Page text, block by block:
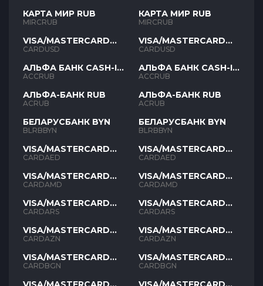
КАРТА МИР RUB
MIRCRUB
VISA/MASTERCARD
USD
CARDUSD
АЛЬФА БАНК CASH-IN
RUB
ACCRUB
АЛЬФА-БАНК RUB
ACRUB
БЕЛАРУСБАНК BYN
BLRBBYN
VISA/MASTERCARD
AED
CARDAED
VISA/MASTERCARD
AMD
CARDAMD
VISA/MASTERCARD
ARS
CARDARS
VISA/MASTERCARD
AZN
CARDAZN
VISA/MASTERCARD
BGN
CARDBGN
КАРТА МИР RUB
MIRCRUB
VISA/MASTERCARD
USD
CARDUSD
АЛЬФА БАНК CASH-IN
RUB
ACCRUB
АЛЬФА-БАНК RUB
ACRUB
БЕЛАРУСБАНК BYN
BLRBBYN
VISA/MASTERCARD
AED
CARDAED
VISA/MASTERCARD
AMD
CARDAMD
VISA/MASTERCARD
ARS
CARDARS
VISA/MASTERCARD
AZN
CARDAZN
VISA/MASTERCARD
BGN
CARDBGN